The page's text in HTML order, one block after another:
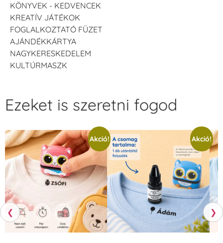
KÖNYVEK - KEDVENCEK
KREATÍV JÁTÉKOK
FOGLALKOZTATÓ FÜZET
AJÁNDÉKKÁRTYA
NAGYKERESKEDELEM
KULTÚRMASZK
❮
Ezeket is szeretni fogod
Akció! Akció!
❯